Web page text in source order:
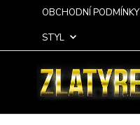
OBCHODNÍ PODMÍNKY
STYL